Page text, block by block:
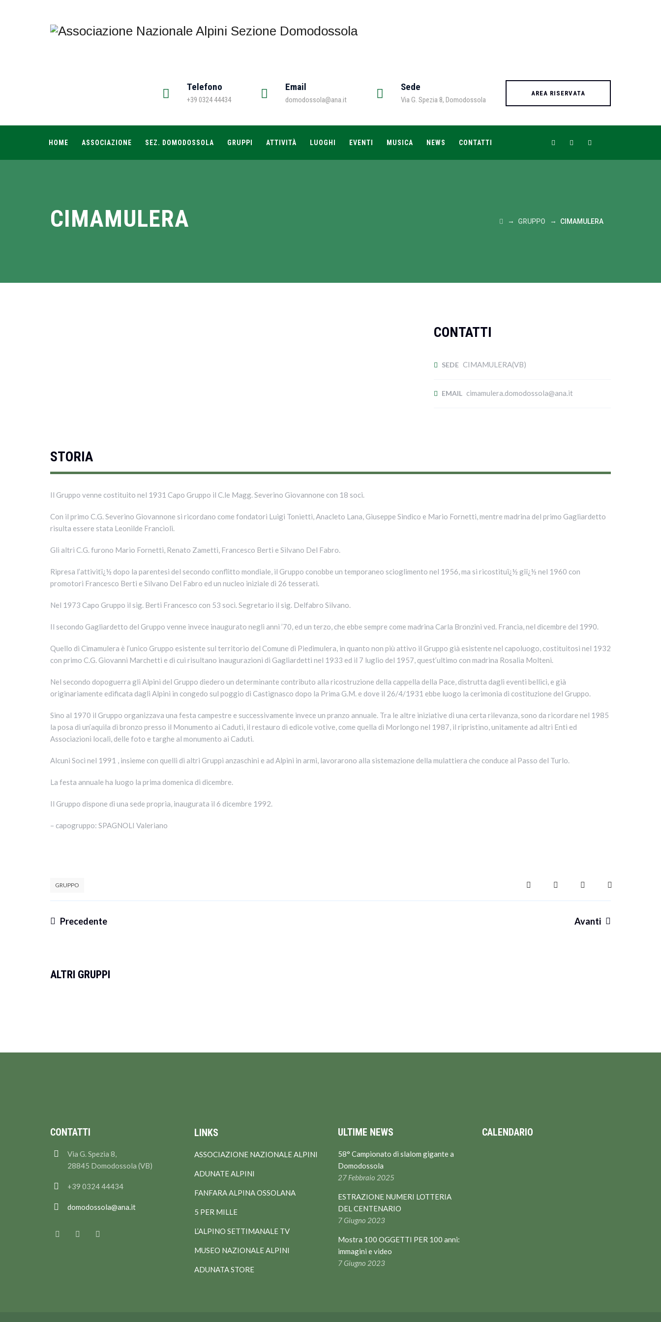
Telefono
+39 0324 44434
Email
domodossola@ana.it
Sede
Via G. Spezia 8, Domodossola
AREA RISERVATA
HOME ASSOCIAZIONE SEZ. DOMODOSSOLA GRUPPI ATTIVITÀ LUOGHI EVENTI MUSICA NEWS CONTATTI
CIMAMULERA → GRUPPO → CIMAMULERA
CONTATTI
SEDE CIMAMULERA(VB)
EMAIL cimamulera.domodossola@ana.it
STORIA
Il Gruppo venne costituito nel 1931 Capo Gruppo il C.le Magg. Severino Giovannone con 18 soci.
Con il primo C.G. Severino Giovannone si ricordano come fondatori Luigi Tonietti, Anacleto Lana, Giuseppe Sindico e Mario Fornetti, mentre madrina del primo Gagliardetto
risulta essere stata Leonilde Francioli.
Gli altri C.G. furono Mario Fornetti, Renato Zametti, Francesco Berti e Silvano Del Fabro.
Ripresa l’attivitï¿½ dopo la parentesi del secondo conflitto mondiale, il Gruppo conobbe un temporaneo scioglimento nel 1956, ma si ricostituï¿½ giï¿½ nel 1960 con
promotori Francesco Berti e Silvano Del Fabro ed un nucleo iniziale di 26 tesserati.
Nel 1973 Capo Gruppo il sig. Berti Francesco con 53 soci. Segretario il sig. Delfabro Silvano.
Il secondo Gagliardetto del Gruppo venne invece inaugurato negli anni ’70, ed un terzo, che ebbe sempre come madrina Carla Bronzini ved. Francia, nel dicembre del 1990.
Quello di Cimamulera è l’unico Gruppo esistente sul territorio del Comune di Piedimulera, in quanto non più attivo il Gruppo già esistente nel capoluogo, costituitosi nel 1932
con primo C.G. Giovanni Marchetti e di cui risultano inaugurazioni di Gagliardetti nel 1933 ed il 7 luglio del 1957, quest’ultimo con madrina Rosalia Molteni.
Nel secondo dopoguerra gli Alpini del Gruppo diedero un determinante contributo alla ricostruzione della cappella della Pace, distrutta dagli eventi bellici, e già
originariamente edificata dagli Alpini in congedo sul poggio di Castignasco dopo la Prima G.M. e dove il 26/4/1931 ebbe luogo la cerimonia di costituzione del Gruppo.
Sino al 1970 il Gruppo organizzava una festa campestre e successivamente invece un pranzo annuale. Tra le altre iniziative di una certa rilevanza, sono da ricordare nel 1985
la posa di un’aquila di bronzo presso il Monumento ai Caduti, il restauro di edicole votive, come quella di Morlongo nel 1987, il ripristino, unitamente ad altri Enti ed
Associazioni locali, delle foto e targhe al monumento ai Caduti.
Alcuni Soci nel 1991 , insieme con quelli di altri Gruppi anzaschini e ad Alpini in armi, lavorarono alla sistemazione della mulattiera che conduce al Passo del Turlo.
La festa annuale ha luogo la prima domenica di dicembre.
Il Gruppo dispone di una sede propria, inaugurata il 6 dicembre 1992.
– capogruppo: SPAGNOLI Valeriano
GRUPPO
Navigazione
Precedente Avanti
ALTRI GRUPPI
CONTATTI
Via G. Spezia 8,
28845 Domodossola (VB)
+39 0324 44434
domodossola@ana.it
LINKS
ASSOCIAZIONE NAZIONALE ALPINI
ADUNATE ALPINI
FANFARA ALPINA OSSOLANA
5 PER MILLE
L’ALPINO SETTIMANALE TV
MUSEO NAZIONALE ALPINI
ADUNATA STORE
ULTIME NEWS
58° Campionato di slalom gigante a
Domodossola
27 Febbraio 2025
ESTRAZIONE NUMERI LOTTERIA
DEL CENTENARIO
7 Giugno 2023
Mostra 100 OGGETTI PER 100 anni:
immagini e video
7 Giugno 2023
CALENDARIO